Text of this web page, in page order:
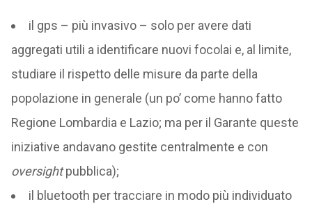
il gps – più invasivo – solo per avere dati
aggregati utili a identificare nuovi focolai e, al limite,
studiare il rispetto delle misure da parte della
popolazione in generale (un po’ come hanno fatto
Regione Lombardia e Lazio; ma per il Garante queste
iniziative andavano gestite centralmente e con
oversightpubblica);
il bluetooth per tracciare in modo più individuato